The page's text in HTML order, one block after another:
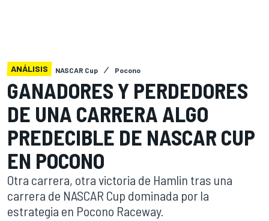
ANÁLISIS NASCAR Cup Pocono
GANADORES Y PERDEDORES
DE UNA CARRERA ALGO
PREDECIBLE DE NASCAR CUP
EN POCONO
Otra carrera, otra victoria de Hamlin tras una
carrera de NASCAR Cup dominada por la
estrategia en Pocono Raceway.